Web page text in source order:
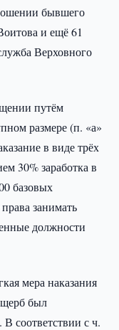
бывшего
и ещё 61
Верховного
путём
размере (п. «а»
в виде трёх
30% заработка в
базовых
занимать
должности
мера наказания
был
соответствии с ч.